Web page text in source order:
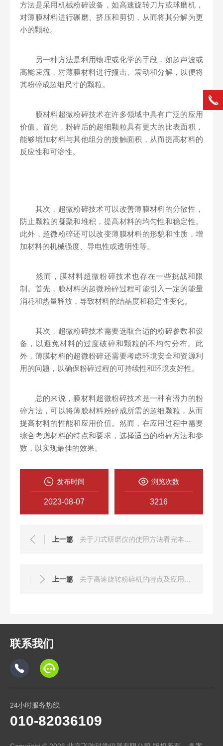
方法是采用机械粉碎设备，如高速旋转刀片或球磨机，
对薄膜材料进行碾磨、挤压和剪切，从而将其分解为更
小的颗粒。
另一种方法是利用物理或化学的手段，如超声波或
高能束流，对薄膜材料进行撞击、震动和分解，以便将
其粉碎成超细尺寸的颗粒。
膜材料超微粉碎技术在许多领域中具有广泛的应用
价值。首先，粉碎后的超细颗粒具有更大的比表面积，
能够增加材料与其他组分的接触面积，从而提高材料的
反应性和可溶性。
其次，超微粉碎技术可以改善薄膜材料的分散性，
防止颗粒的凝聚和堆积，提高材料的均匀性和稳定性。
此外，超微粉碎还可以改变薄膜材料的形貌和性质，增
加材料的机械强度、导电性或透明性等。
然而，膜材料超微粉碎技术也存在一些挑战和限
制。首先，膜材料的超微粉碎过程可能引入一定的能量
消耗和热量释放，导致材料的结晶度和稳定性变化。
其次，超微粉碎技术需要选取合适的粉碎参数和设
备，以避免材料的过度破碎和颗粒的不均匀分布。此
外，薄膜材料的超微粉碎还需要考虑环境安全和资源利
用的问题，以确保粉碎过程的可持续性和环境友好性。
总的来说，膜材料超微粉碎技术是一种有潜力的粉
碎方法，可以将薄膜材料粉碎成所需的超细颗粒，从而
提高材料的性能和应用价值。然而，在应用过程中需要
综合考虑材料的特点和要求，选择适当的粉碎方法和参
数，以实现最佳的效果。
发布时间
2023-08-07
浏览次数
3216
上一篇
上一篇
联系我们
24小时服务热线
010-82036109